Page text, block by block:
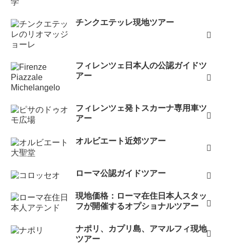
チンクエテッレ現地ツアー
フィレンツェ日本人の公認ガイドツ
アー
フィレンツェ発トスカーナ専用車ツ
アー
オルビエート近郊ツアー
ローマ公認ガイドツアー
現地価格：ローマ在住日本人スタッ
フが開催するオプショナルツアー
ナポリ、カプリ島、アマルフィ現地
ツアー